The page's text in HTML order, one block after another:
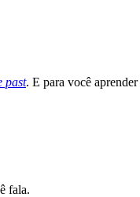
past. E para você
fala.